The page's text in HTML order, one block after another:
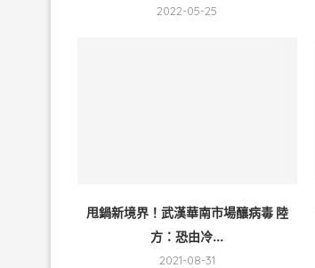
2022-05-25
甩鍋新境界！武漢華南市場釀病毒 陸
方：恐由冷...
2021-08-31